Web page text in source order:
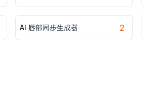
AI 唇部同步生成器 2